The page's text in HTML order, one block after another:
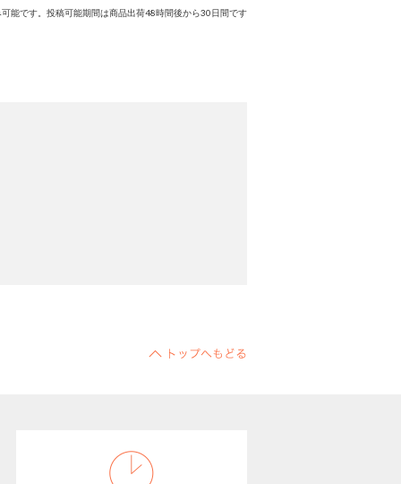
能です。投稿可能期間は商品出荷48時間後から30日間です